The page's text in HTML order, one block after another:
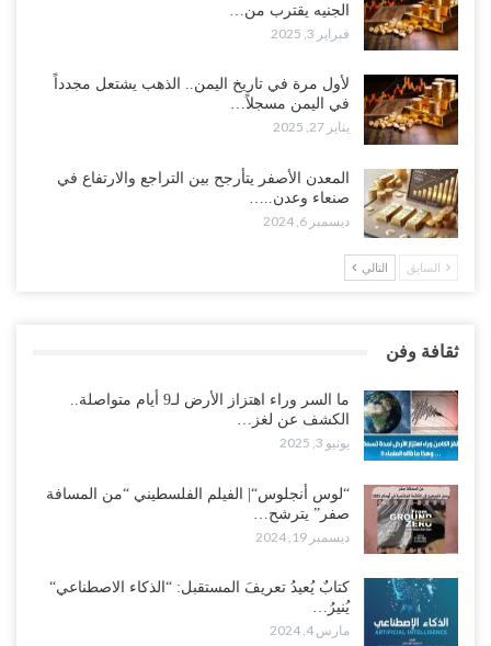
الجنيه يقترب من…
فبراير 3, 2025
لأول مرة في تاريخ اليمن.. الذهب يشتعل مجدداً
في اليمن مسجلاً…
يناير 27, 2025
المعدن الأصفر يتأرجح بين التراجع والارتفاع في
صنعاء وعدن..…
ديسمبر 6, 2024
السابق التالي
ثقافة وفن
ما السر وراء اهتزاز الأرض لـ9 أيام متواصلة..
الكشف عن لغز…
يونيو 3, 2025
“لوس أنجلوس“| الفيلم الفلسطيني “من المسافة
صفر” يترشح…
ديسمبر 19, 2024
كتابٌ يُعيدُ تعريفَ المستقبل: “الذكاء الاصطناعي“
يُنيرُ…
مارس 4, 2024